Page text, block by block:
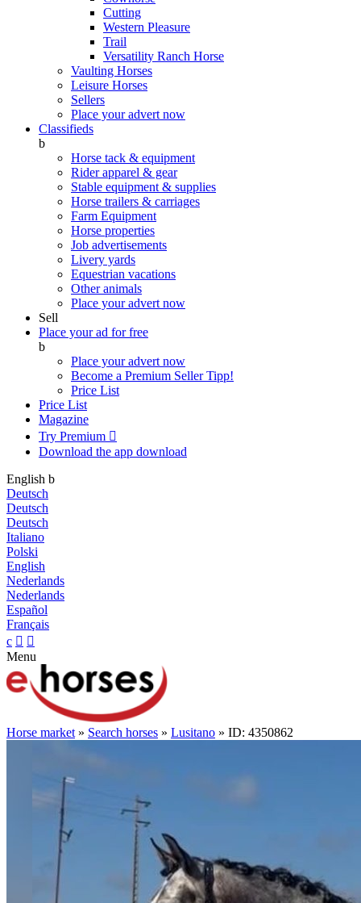
Cutting
Western Pleasure
Trail
Versatility Ranch Horse
Vaulting Horses
Leisure Horses
Sellers
Place your advert now
Classifieds
b
Horse tack & equipment
Rider apparel & gear
Stable equipment & supplies
Horse trailers & carriages
Farm Equipment
Horse properties
Job advertisements
Livery yards
Equestrian vacations
Other animals
Place your advert now
Sell
Place your ad for free
b
Place your advert now
Become a Premium SellerTipp!
Price List
Price List
Magazine
Try Premium 
Download the app download
English b
Deutsch
Deutsch
Deutsch
Italiano
Polski
English
Nederlands
Nederlands
Español
Français
c  
Menu
Horse market » Search horses » Lusitano » ID: 4350862